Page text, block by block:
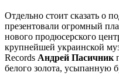
Отдельно стоит сказать о
презентовали огромный
нового продюсерского
крупнейшей украинской
Records Андрей Пасичник
белого золота, усыпанную